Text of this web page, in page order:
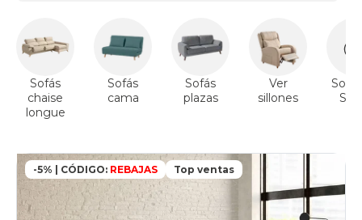
Sofás
chaise
longue
Sofás
cama
Sofás
plazas
Ver
sillones
-5% | CÓDIGO: REBAJAS Top ventas